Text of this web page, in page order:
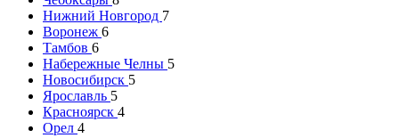
Нижний Новгород 7
Воронеж 6
Тамбов 6
Набережные Челны 5
Новосибирск 5
Ярославль 5
Красноярск 4
Орел 4